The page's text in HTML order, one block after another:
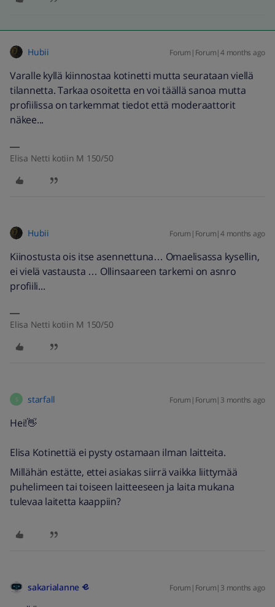
Hubii Forum|Forum|4 months ago
Varalle kyllä kiinnostaa kotinetti mutta seurataan viellä
tilannetta. Tarkaa osoitetta en voi täällä sanoa mutta
profiilissa on tarkemmat tiedot että moderaattorit
näkee...
Elisa Netti kotiin M 150/50
Hubii Forum|Forum|4 months ago
Kiinostusta ois itse asennettuna… Omaelisassa kysellin,
ei vielä vastausta … Ollinsaareen tarkemi on asnro
profiili...
Elisa Netti kotiin M 150/50
S starfall Forum|Forum|3 months ago
Hei!👋
Elisa Kotinettiä ei pysty ostamaan ilman laitteita.
Millähän estätte, ettei asiakas siirrä vaikka liittymää
puhelimeen tai toiseen laitteeseen ja laita mukana
tulevaa laitetta kaappiin?
sakarialanne Forum|Forum|3 months ago